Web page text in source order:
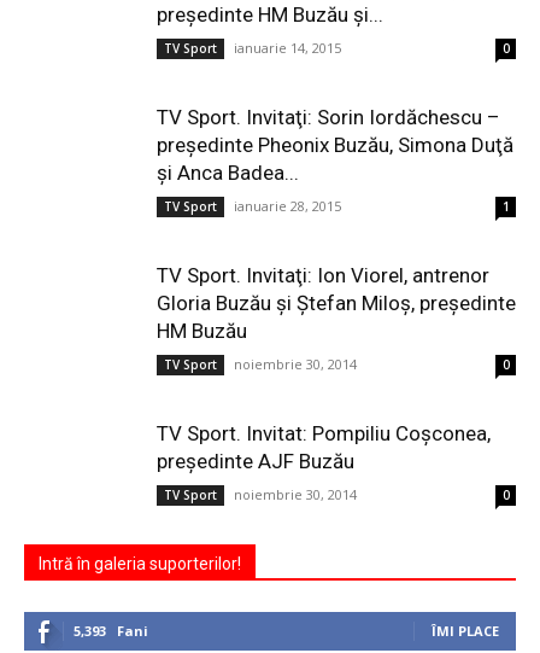
preşedinte HM Buzău şi...
TV Sport ianuarie 14, 2015 0
TV Sport. Invitaţi: Sorin Iordăchescu –
preşedinte Pheonix Buzău, Simona Duţă
şi Anca Badea...
TV Sport ianuarie 28, 2015 1
TV Sport. Invitaţi: Ion Viorel, antrenor
Gloria Buzău şi Ştefan Miloş, preşedinte
HM Buzău
TV Sport noiembrie 30, 2014 0
TV Sport. Invitat: Pompiliu Coşconea,
preşedinte AJF Buzău
TV Sport noiembrie 30, 2014 0
Intră în galeria suporterilor!
5,393 Fani ÎMI PLACE